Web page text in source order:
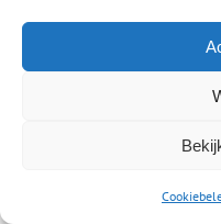
Letselschade
Waar mensen werken
verschilt van het stellen
amputeren van een